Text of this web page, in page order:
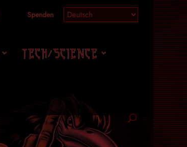
Spenden
TECH/SCIENCE